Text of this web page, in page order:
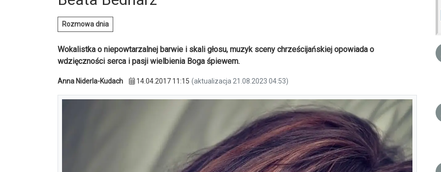
Rozmowa dnia
Wokalistka o niepowtarzalnej barwie i skali głosu, muzyk sceny chrześcijańskiej opowiada o
wdzięczności serca i pasji wielbienia Boga śpiewem.
Anna Niderla-Kudach 14.04.2017 11:15 (aktualizacja 21.08.2023 04:53)